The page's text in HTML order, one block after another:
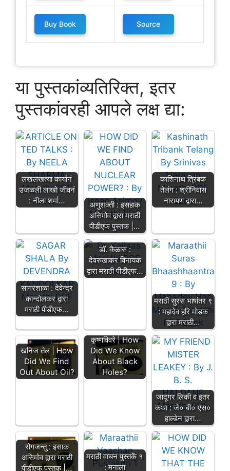
Buy Book Source
या पुस्तकांव्यतिरिक्त, इतर
पुस्तकांवरही आपले लक्ष द्या:
लखलखत्या कार्यानं
उजळली लाखो जीवनं
: नीला शर्मा…
अणुशक्ती : इसहाक
असिमोव द्वारा मराठी
पीडीएफ पुस्तक |…
काशिनाथ त्रिंबक
तेलंग : श्रीनिवास
नारायण द्वारा…
सागरशाळा : देवेन्द्र
कान्दोलकर द्वारा
मराठी पीडीएफ…
डॉ. कैळास :
देवरुखाकर विनायक
द्वारा मराठी पीडीएफ…
मराठी सुरस भाषांतर ९
: महादेव हरि मोडक
द्वारा मराठी…
खनिज तेल | How
Did We Find
Out About Oil?
कृष्णविवरे | How
Did We Know
About Black
Holes?
जादूगर लिकी व इतर
कथा : जे० बी० एस०
हाल्डेन द्वारा…
रोगजन्तु : इसाक
असिमोव द्वारा मराठी
पीडीएफ पुस्तक |…
मराठी वाचन पुस्तकें १
: मनाला